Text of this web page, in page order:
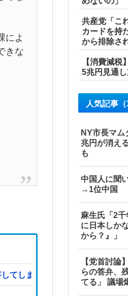
によ
きな
てしまうw w w w w w w w
共産党「こ
カードを持
から排除さ
【消費減
5兆円見通
人気記事（
NY市長マ
兆円が消え
も
中国人に聞
→1位中国
麻生氏「2
に日本しか
から？』」
【党首討論
らの答弁、
てる」 議場